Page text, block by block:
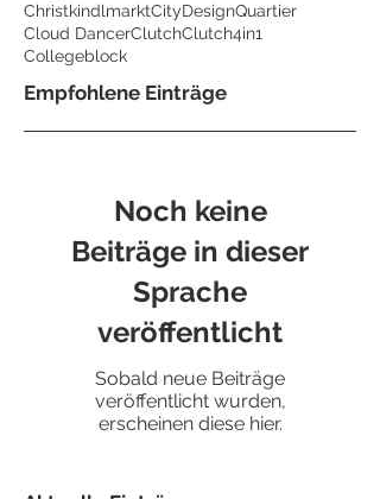
ChristkindlmarktCityDesignQuartier
Cloud DancerClutchClutch4in1
Collegeblock
Empfohlene Einträge
Noch keine
Beiträge in dieser
Sprache
veröffentlicht
Sobald neue Beiträge
veröffentlicht wurden,
erscheinen diese hier.